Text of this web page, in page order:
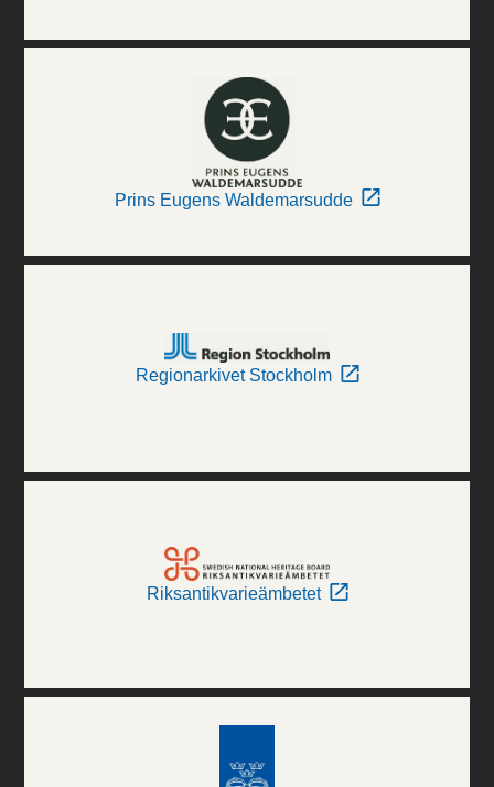
Prins Eugens Waldemarsudde
Regionarkivet Stockholm
Riksantikvarieämbetet